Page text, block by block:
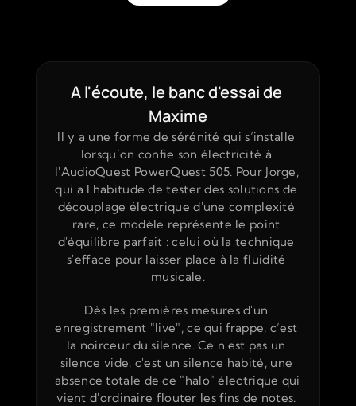
Il y a une forme de sérénité qui s’installe
lorsqu’on confie son électricité à
l'AudioQuest PowerQuest 505. Pour Jorge,
qui a l'habitude de tester des solutions de
découplage électrique d'une complexité
rare, ce modèle représente le point
d'équilibre parfait : celui où la technique
s'efface pour laisser place à la fluidité
musicale.
Dès les premières mesures d'un
enregistrement "live", ce qui frappe, c’est
la noirceur du silence. Ce n'est pas un
silence vide, c'est un silence habité, une
absence totale de ce "halo" électrique qui
vient d'ordinaire flouter les fins de notes.
A l'écoute, le banc d'essai de
Maxime